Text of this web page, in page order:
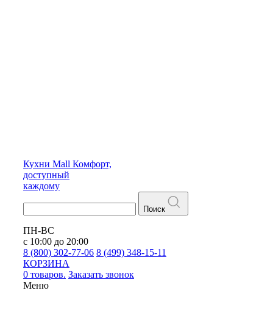
Кухни Mall Комфорт,
доступный
каждому
Поиск
ПН-ВС
с 10:00 до 20:00
8 (800) 302-77-06 8 (499) 348-15-11
КОРЗИНА
0 товаров. Заказать звонок
Меню